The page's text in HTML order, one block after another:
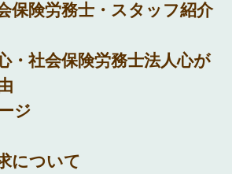
保険労務士・スタッフ紹介
・社会保険労務士法人心が
ジ
について